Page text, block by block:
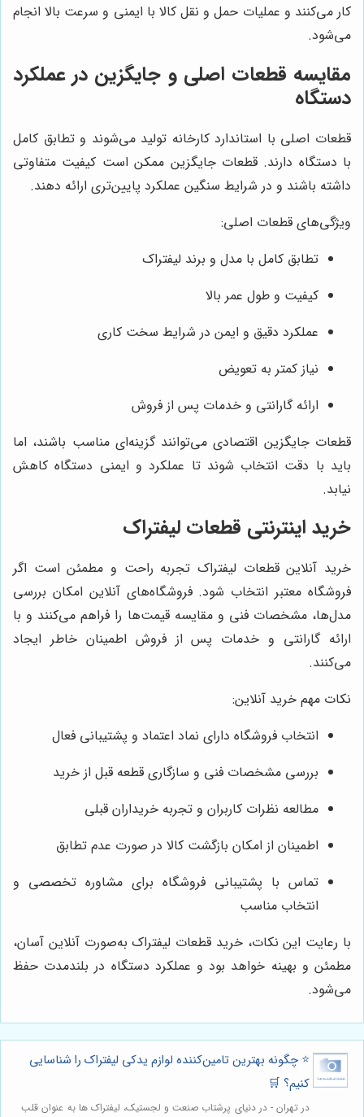
کار می‌کنند و عملیات حمل و نقل کالا با ایمنی و سرعت بالا انجام
می‌شود.
مقایسه قطعات اصلی و جایگزین در عملکرد
دستگاه
قطعات اصلی با استاندارد کارخانه تولید می‌شوند و تطابق کامل
با دستگاه دارند. قطعات جایگزین ممکن است کیفیت متفاوتی
داشته باشند و در شرایط سنگین عملکرد پایین‌تری ارائه دهند.
ویژگی‌های قطعات اصلی:
تطابق کامل با مدل و برند لیفتراک
کیفیت و طول عمر بالا
عملکرد دقیق و ایمن در شرایط سخت کاری
نیاز کمتر به تعویض
ارائه گارانتی و خدمات پس از فروش
قطعات جایگزین اقتصادی می‌توانند گزینه‌ای مناسب باشند، اما
باید با دقت انتخاب شوند تا عملکرد و ایمنی دستگاه کاهش
نیابد.
خرید اینترنتی قطعات لیفتراک
خرید آنلاین قطعات لیفتراک تجربه راحت و مطمئن است اگر
فروشگاه معتبر انتخاب شود. فروشگاه‌های آنلاین امکان بررسی
مدل‌ها، مشخصات فنی و مقایسه قیمت‌ها را فراهم می‌کنند و با
ارائه گارانتی و خدمات پس از فروش اطمینان خاطر ایجاد
می‌کنند.
نکات مهم خرید آنلاین:
انتخاب فروشگاه دارای نماد اعتماد و پشتیبانی فعال
بررسی مشخصات فنی و سازگاری قطعه قبل از خرید
مطالعه نظرات کاربران و تجربه خریداران قبلی
اطمینان از امکان بازگشت کالا در صورت عدم تطابق
تماس با پشتیبانی فروشگاه برای مشاوره تخصصی و
انتخاب مناسب
با رعایت این نکات، خرید قطعات لیفتراک به‌صورت آنلاین آسان،
مطمئن و بهینه خواهد بود و عملکرد دستگاه در بلندمدت حفظ
می‌شود.
⭐️ چگونه بهترین تامین‌کننده لوازم یدکی لیفتراک را شناسایی
کنیم؟ 🛒
در تهران - در دنیای پرشتاب صنعت و لجستیک، لیفتراک ها به عنوان قلب